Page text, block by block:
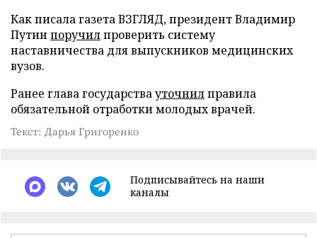
Как писала газета ВЗГЛЯД, президент Владимир
Путин поручилпроверить систему
наставничества для выпускников медицинских
вузов.
Ранее глава государствауточнилправила
обязательной отработки молодых врачей.
Текст: Дарья Григоренко
Подписывайтесь на наши
каналы